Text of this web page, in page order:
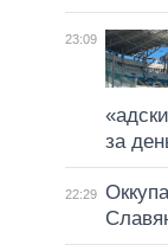
23:09
за
22:29